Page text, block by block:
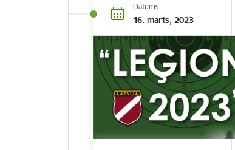
Datums
16. marts, 2023